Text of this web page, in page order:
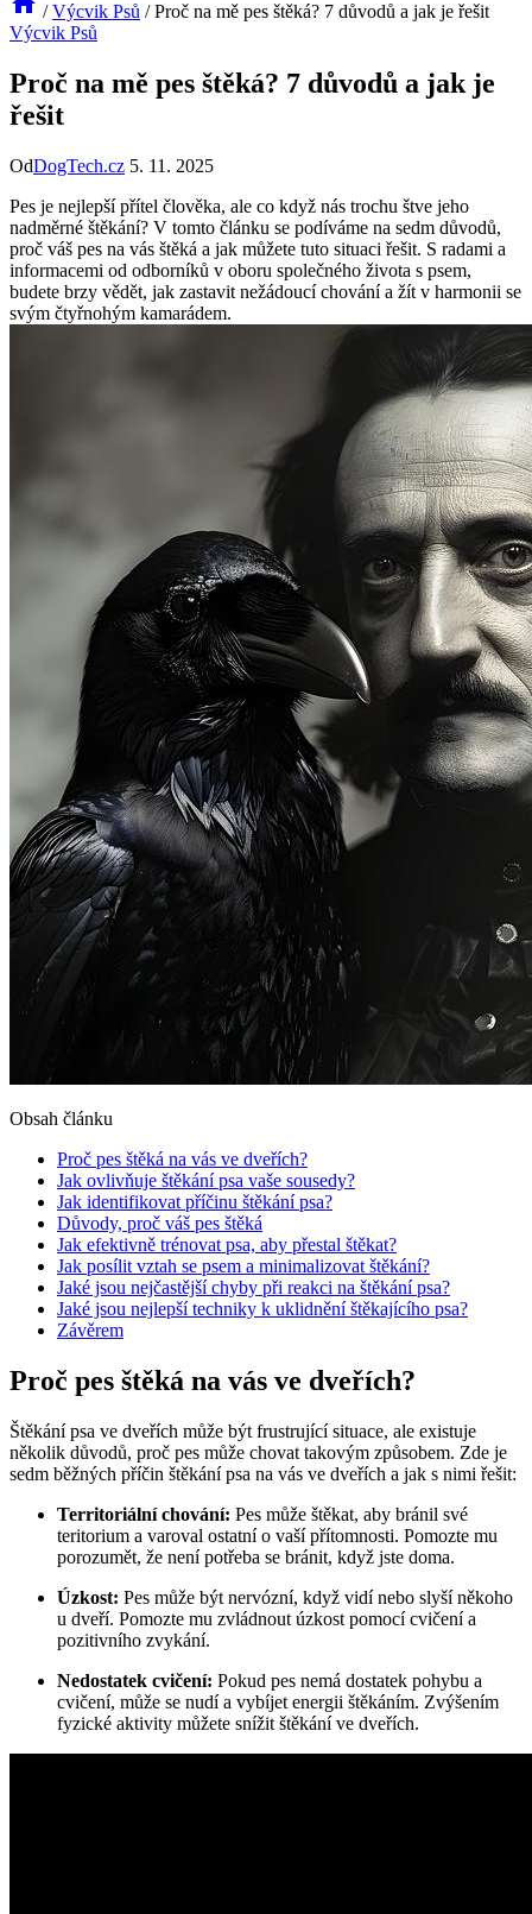
/ Výcvik Psů / Proč na mě pes štěká? 7 důvodů a jak je řešit
Výcvik Psů
Proč na mě pes štěká? 7 důvodů a jak je
řešit
OdDogTech.cz 5. 11. 2025
Pes je nejlepší přítel člověka, ale co když nás trochu štve jeho
nadměrné štěkání? V tomto článku se podíváme na sedm důvodů,
proč váš pes na vás štěká a jak můžete tuto situaci řešit. S radami a
informacemi od odborníků v oboru společného života s psem,
budete brzy vědět, jak zastavit nežádoucí chování a žít v harmonii se
svým čtyřnohým kamarádem.
Obsah článku
Proč pes štěká na vás ve dveřích?
Jak ovlivňuje štěkání psa vaše sousedy?
Jak identifikovat příčinu štěkání psa?
Důvody, proč váš pes štěká
Jak efektivně trénovat psa, aby přestal štěkat?
Jak posílit vztah se psem a minimalizovat štěkání?
Jaké jsou nejčastější chyby při reakci na štěkání psa?
Jaké jsou nejlepší techniky k uklidnění štěkajícího psa?
Závěrem
Proč pes štěká na vás ve dveřích?
Štěkání psa ve dveřích může být frustrující situace, ale existuje
několik důvodů, proč pes může chovat takovým způsobem. Zde je
sedm běžných příčin štěkání psa na vás ve dveřích a jak s nimi řešit:
Territoriální chování: Pes může štěkat, aby bránil své
teritorium a varoval ostatní o vaší přítomnosti. Pomozte mu
porozumět, že není potřeba se bránit, když jste doma.
Úzkost: Pes může být nervózní, když vidí nebo slyší někoho
u dveří. Pomozte mu zvládnout úzkost pomocí cvičení a
pozitivního zvykání.
Nedostatek cvičení: Pokud pes nemá dostatek pohybu a
cvičení, může se nudí a vybíjet energii štěkáním. Zvýšením
fyzické aktivity můžete snížit štěkání ve dveřích.